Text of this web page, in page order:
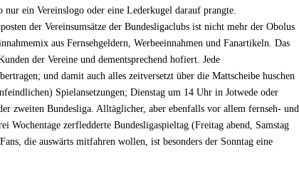
ein Vereinslogo oder eine Lederkugel darauf prangte.
der Vereinsumsätze der Bundesligaclubs ist nicht mehr der Obolus
aus Fernsehgeldern, Werbeeinnahmen und Fanartikeln. Das
der Vereine und dementsprechend hofiert. Jede
und damit auch alles zeitversetzt über die Mattscheibe huschen
Spielansetzungen; Dienstag um 14 Uhr in Jotwede oder
zweiten Bundesliga. Alltäglicher, aber ebenfalls vor allem fernseh- und
Wochentage zerfledderte Bundesligaspieltag (Freitag abend, Samstag
die auswärts mitfahren wollen, ist besonders der Sonntag eine